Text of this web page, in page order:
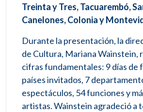
Treinta y Tres, Tacuarembó,
Canelones, Colonia y
Durante la presentación, la
de Cultura, Mariana Wainstein,
cifras fundamentales: 9 días de
países invitados, 7
espectáculos, 54 funciones y
artistas. Wainstein agradeció a